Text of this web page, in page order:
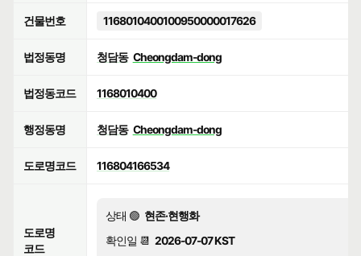
건물번호 1168010400100950000017626
법정동명 청담동 Cheongdam-dong
법정동코드 1168010400
행정동명 청담동 Cheongdam-dong
도로명코드 116804166534
도로명
코드
상태 🟢 현존·현행화
확인일 📆 2026-07-07 KST